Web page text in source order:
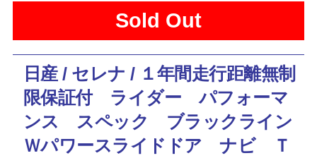
Sold Out
日産 / セレナ / １年間走行距離無制
限保証付 ライダー パフォーマ
ンス スペック ブラックライン
Ｗパワースライドドア ナビ Ｔ